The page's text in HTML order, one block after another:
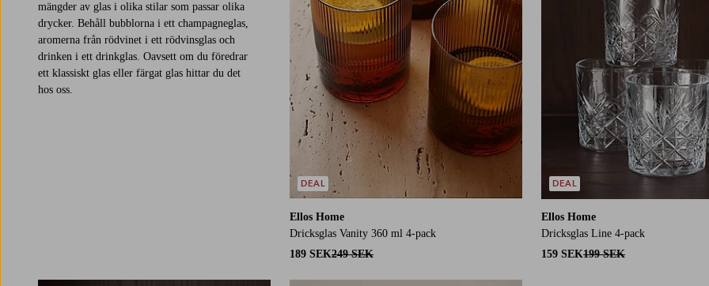
mängder av glas i olika stilar som passar olika
drycker. Behåll bubblorna i ett champagneglas,
aromerna från rödvinet i ett rödvinsglas och
drinken i ett drinkglas. Oavsett om du föredrar
ett klassiskt glas eller färgat glas hittar du det
hos oss.
Ellos Home
Dricksglas Vanity 360 ml 4-pack
189 SEK249 SEK
DEAL
Ellos Home
Dricksglas Line 4-pack
159 SEK199 SEK
DEAL